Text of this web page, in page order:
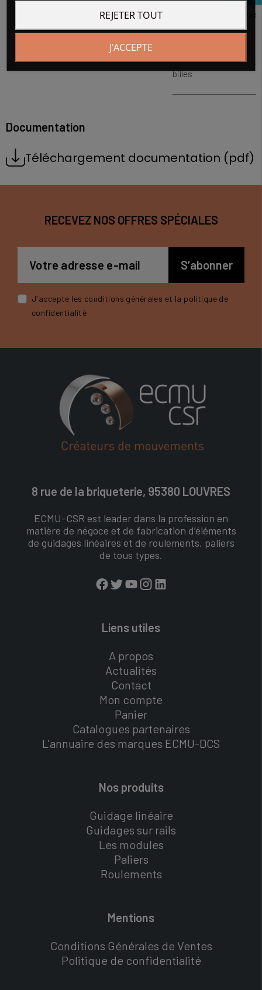
billes
cylindrique
Documentation
Téléchargement documentation (pdf)
RECEVEZ NOS OFFRES SPÉCIALES
J'accepte les conditions générales et la politique de
confidentialité
8 rue de la briqueterie, 95380 LOUVRES
ECMU-CSR est leader dans la profession en
matière de négoce et de fabrication d’éléments
de guidages linéaires et de roulements, paliers
de tous types.
Liens utiles
A propos
Actualités
Contact
Mon compte
Panier
Catalogues partenaires
L'annuaire des marques ECMU-DCS
Nos produits
Guidage linéaire
Guidages sur rails
Les modules
Paliers
Roulements
Mentions
Conditions Générales de Ventes
Politique de confidentialité
REJETER TOUT
J'ACCEPTE